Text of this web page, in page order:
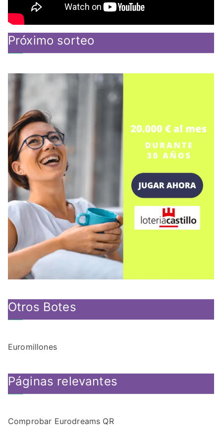
Próximo sorteo
Otros Botes
Euromillones
Páginas relevantes
Comprobar Eurodreams QR